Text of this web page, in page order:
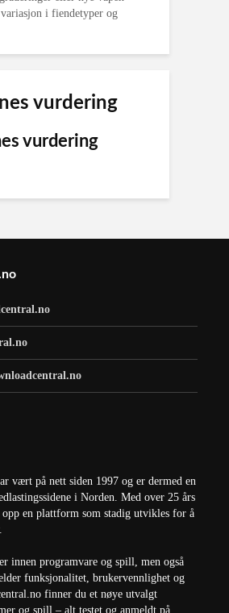
i fiendetyper og
vurdering
vurdering
vært på nett siden 1997 og er dermed en
i Norden. Med over 25 års
en plattform som stadig utvikles for å
innen programvare og spill, men også
funksjonalitet, brukervennlighet og
finner du et nøye utvalgt
og spill – alt testet og anmeldt på